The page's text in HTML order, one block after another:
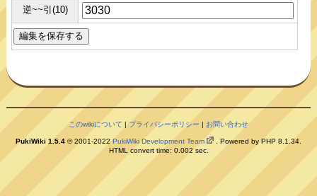
逆~~引(10)
このwikiについて |プライバシーポリシー | お問い合わせ
PukiWiki 1.5.4 © 2001-2022PukiWiki Development Team
. Powered by PHP 8.1.34.
HTML convert time: 0.002 sec.